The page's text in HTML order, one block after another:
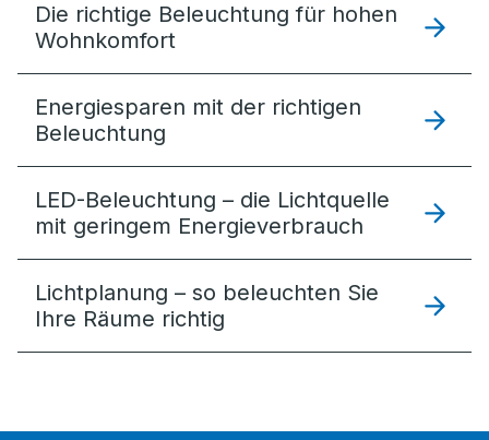
Die richtige Beleuchtung für hohen
Wohnkomfort
Energiesparen mit der richtigen
Beleuchtung
LED-Beleuchtung – die Lichtquelle
mit geringem Energieverbrauch
Lichtplanung – so beleuchten Sie
Ihre Räume richtig